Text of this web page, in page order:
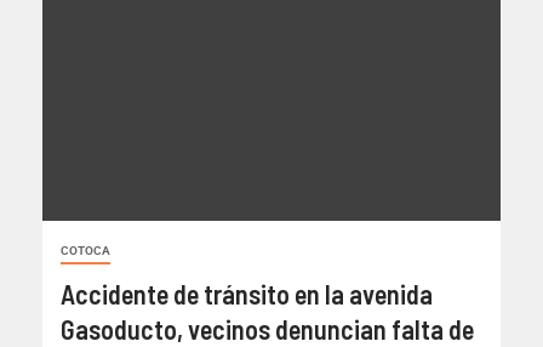
COTOCA
Accidente de tránsito en la avenida
Gasoducto, vecinos denuncian falta de